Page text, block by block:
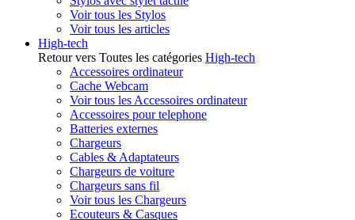
Voir tous les Stylos
Voir tous les articles
High-tech
Retour vers Toutes les catégories High-tech
Accessoires ordinateur
Cache Webcam
Voir tous les Accessoires ordinateur
Accessoires pour telephone
Batteries externes
Chargeurs
Cables & Adaptateurs
Chargeurs de voiture
Chargeurs sans fil
Voir tous les Chargeurs
Ecouteurs & Casques